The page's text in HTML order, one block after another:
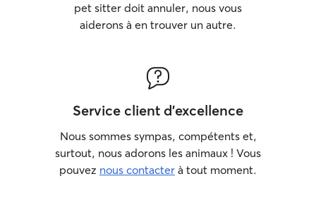
pet sitter doit annuler, nous vous
aiderons à en trouver un autre.
Service client d'excellence
Nous sommes sympas, compétents et,
surtout, nous adorons les animaux ! Vous
pouvez nous contacter à tout moment.